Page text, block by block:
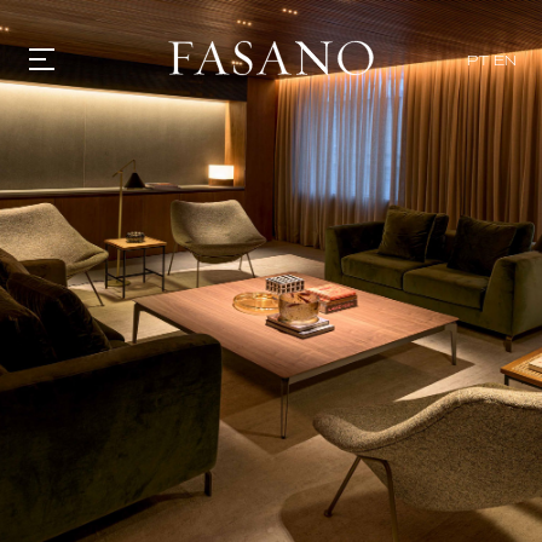
PT EN
GASTRONOMIA
HOTÉIS
EXPERIENCIAS
EVENTOS
VILLAS
TIENDA | SELEZIONE
DESCUBRIR
WHAT'S COOKING
CORRIERE
HISTORIA